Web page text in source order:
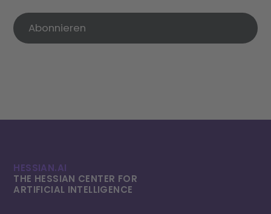
Abonnieren
HESSIAN.AI
THE HESSIAN CENTER FOR
ARTIFICIAL INTELLI­GENCE